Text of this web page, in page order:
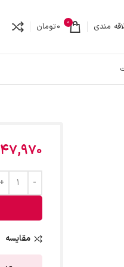
مندی 0
0تومان
47,970
مقایسه